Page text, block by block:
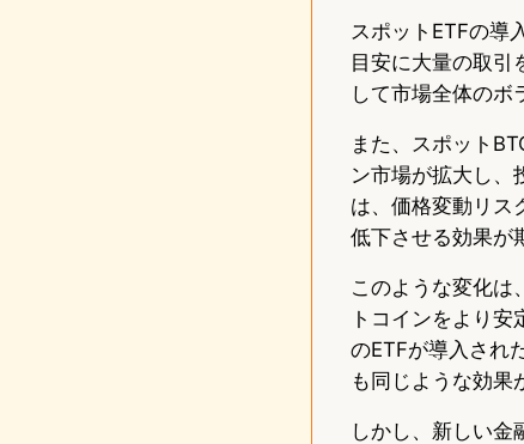
スポットETFの導
目安に大量の取引
して市場全体のボ
また、スポット
ン市場が拡大し、
は、価格変動リス
低下させる効果が
このような変化は
トコインをより
のETFが導入され
も同じような効果
しかし、新しい金